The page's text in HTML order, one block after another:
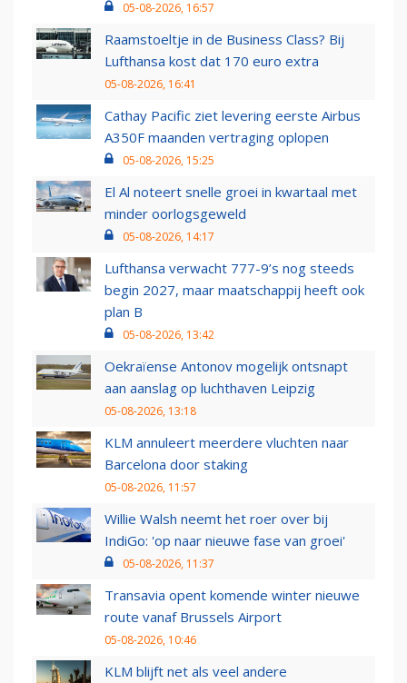
05-08-2026, 16:57
Raamstoeltje in de Business Class? Bij
Lufthansa kost dat 170 euro extra
05-08-2026, 16:41
Cathay Pacific ziet levering eerste Airbus
A350F maanden vertraging oplopen
05-08-2026, 15:25
El Al noteert snelle groei in kwartaal met
minder oorlogsgeweld
05-08-2026, 14:17
Lufthansa verwacht 777-9’s nog steeds
begin 2027, maar maatschappij heeft ook
plan B
05-08-2026, 13:42
Oekraïense Antonov mogelijk ontsnapt
aan aanslag op luchthaven Leipzig
05-08-2026, 13:18
KLM annuleert meerdere vluchten naar
Barcelona door staking
05-08-2026, 11:57
Willie Walsh neemt het roer over bij
IndiGo: 'op naar nieuwe fase van groei'
05-08-2026, 11:37
Transavia opent komende winter nieuwe
route vanaf Brussels Airport
05-08-2026, 10:46
KLM blijft net als veel andere